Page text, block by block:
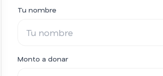
Tu nombre
Monto a donar